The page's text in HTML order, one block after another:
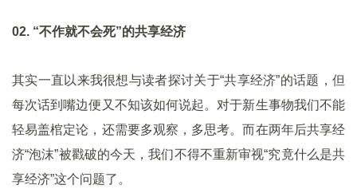
02. “不作就不会死”的共享经济
其实一直以来我很想与读者探讨关于“共享经济”的话题，但
每次话到嘴边便又不知该如何说起。对于新生事物我们不能
轻易盖棺定论，还需要多观察，多思考。而在两年后共享经
济“泡沫”被戳破的今天，我们不得不重新审视“究竟什么是共
享经济”这个问题了。